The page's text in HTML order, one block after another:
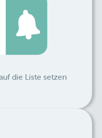
die Liste setzen